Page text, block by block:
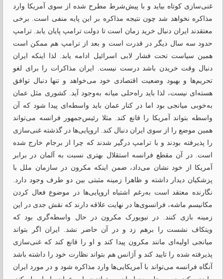
غنی‌سازی کوتاه بیاید و با پیش‌شرط مطرح شده از سوی آمریکا وارد
مذاکره نخواهد شد چون نتیجه مذاکره بر این پایه منفی است. برخی
معتقدند ایران دنبال خرید زمان است تا دولت ترامپ پایان یابد. ترامپ
حدود سه سال دیگر در قدرت است و بعد از ترامپ هم ممکن است
همین سیاست تحت فشار لابی اسرائیل ادامه یابد. لذا اینکه ایران
دنبال وقت‌ خریدن باشد درست نیست. ایران مذاکرات را برای لغو
تحریم‌ها و بهبود وضعیت اقتصادی خود می‌خواهد و تنها ‌دنبال توافق
هسته‌ای نیست، لذا باید راه‌حلی میانه به‌وجود ‌آید. کشوری مثل عمان
به‌خوبی میانجی بود اما در کنار عمان باید واسطه‌ای پیدا شود که آن
واسطه بتواند آمریکا را قانع کند. مثلا رئیس‌جمهور فرانسه می‌تواند
همین موضع را از سوی ایران دنبال کند. اروپایی‌ها در گذشته غنی‌سازی
را پذیرفته بودند و با ترامپ درگیر شدند که چرا از برجام خارج شده
است. در آن مقطع فرانسه استقلال بهتری نسبت به آلمان در برابر
آمریکا از خود نشان می‌داد، ضمن اینکه مکرون در سازمان ملل با
پزشکیان دیدار داشته و ظاهرا زمینه مثبتی بین دو طرف وجود دارد.
نگارنده معتقد است به‌رغم اشتباه اروپایی‌ها در موضوع فعال ‌کردن
مکانیسم ماشه، فرانسوی‌ها در نهایت علاقه دارند که نقش جدی در این
زمینه بازی کنند. در نیویورک مکرون در حال واسطه‌گری بود که
ویتکاف نشست را برهم زد و در آن حاضر نشد. ایران اگر بتواند
میانجی اولیه‌ای مانند مکرون پیدا کند و او را قانع کند که غنی‌سازی
پذیرفته شده را تایید کند و آژانس هم بتواند نظارت خود را داشته باشد
آنگاه فرانسه می‌تواند با آمریکایی‌ها وارد مذاکره شود و در مورد ایران